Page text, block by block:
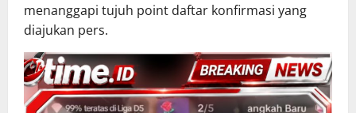
menanggapi tujuh point daftar konfirmasi yang
diajukan pers.